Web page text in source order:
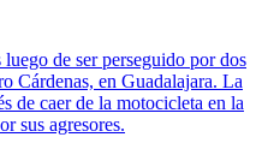
de ser perseguido por dos
Cárdenas, en Guadalajara. La
de caer de la motocicleta en la
sus agresores.